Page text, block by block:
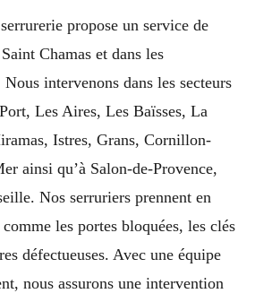
propose un service de
Chamas et dans les
intervenons dans les secteurs
Les Aires, Les Baïsses, La
Istres, Grans, Cornillon-
ainsi qu’à Salon-de-Provence,
Nos serruriers prennent en
les portes bloquées, les clés
défectueuses. Avec une équipe
nous assurons une intervention